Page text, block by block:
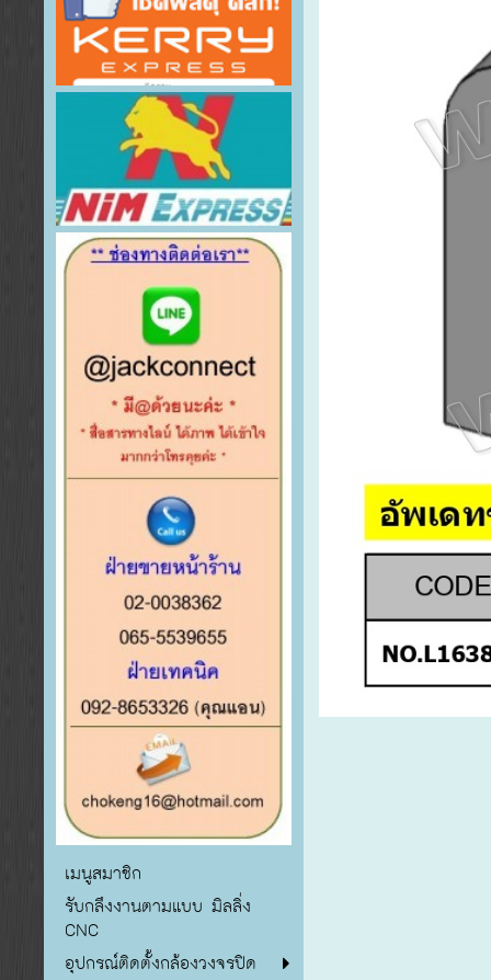
เมนูสมาชิก
รับกลึงงานตามแบบ มิลลิ่ง
CNC
อุปกรณ์ติดตั้งกล้องวงจรปิด